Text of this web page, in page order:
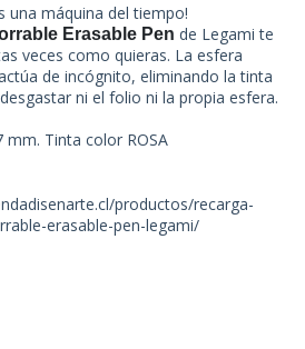
una máquina del tiempo!
Erasable Pen de Legami te
veces como quieras. La esfera
de incógnito, eliminando la tinta
ni el folio ni la propia esfera.
Tinta color ROSA
productos/recarga-
erasable-pen-legami/